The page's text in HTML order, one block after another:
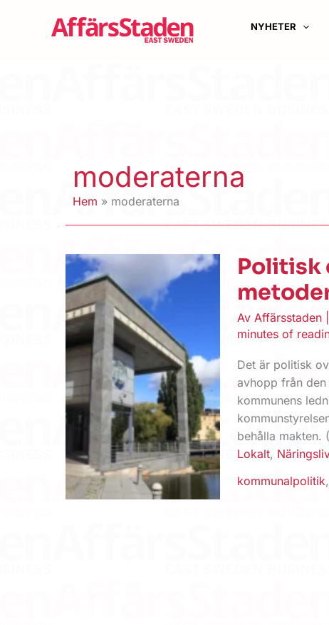
NYHETER
moderaterna
Hem moderaterna
Politisk
AvAffärsstaden
minutes of
Det är politisk
avhopp från
kommunens
behålla makten.
Lokalt,
kommunalpolitik,